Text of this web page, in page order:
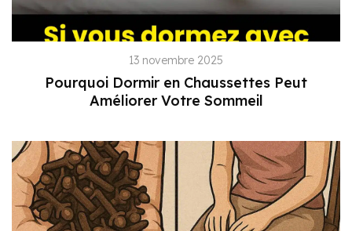
13 novembre 2025
Pourquoi Dormir en Chaussettes Peut
Améliorer Votre Sommeil